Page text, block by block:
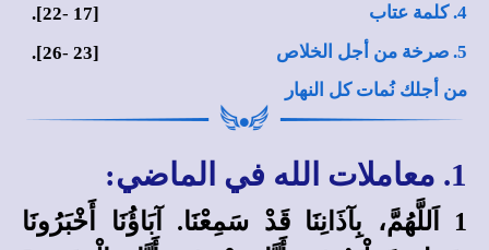
4. كلمة عتاب
[17
-
22].
5. صرخة من أجل الخلاص
[23
-
26].
من أجلك نُمات كل النهار
1. معاملات الله في الماضي:
1 اَللَّهُمَّ، بِآذَانِنَا قَدْ سَمِعْنَا. آبَاؤُنَا أَخْبَرُونَا